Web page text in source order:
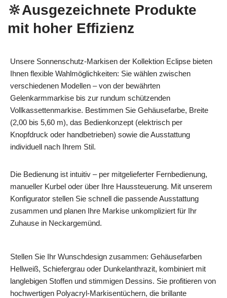
🔆Ausgezeichnete Produkte
mit hoher Effizienz
Unsere Sonnenschutz‑Markisen der Kollektion Eclipse bieten
Ihnen flexible Wahlmöglichkeiten: Sie wählen zwischen
verschiedenen Modellen – von der bewährten
Gelenkarmmarkise bis zur rundum schützenden
Vollkassettenmarkise. Bestimmen Sie Gehäusefarbe, Breite
(2,00 bis 5,60 m), das Bedienkonzept (elektrisch per
Knopfdruck oder handbetrieben) sowie die Ausstattung
individuell nach Ihrem Stil.
Die Bedienung ist intuitiv – per mitgelieferter Fernbedienung,
manueller Kurbel oder über Ihre Haussteuerung. Mit unserem
Konfigurator stellen Sie schnell die passende Ausstattung
zusammen und planen Ihre Markise unkompliziert für Ihr
Zuhause in Neckargemünd.
Stellen Sie Ihr Wunschdesign zusammen: Gehäusefarben
Hellweiß, Schiefergrau oder Dunkelanthrazit, kombiniert mit
langlebigen Stoffen und stimmigen Dessins. Sie profitieren von
hochwertigen Polyacryl‑Markisentüchern, die brillante